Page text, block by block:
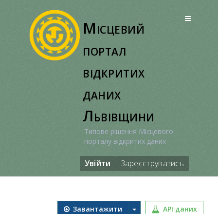
Місцевий
портал
відкритих
даних
Львівщини
Типове рішення Місцевого
порталу відкритих даних
Увійти Зареєструватись
Завантажити API даних